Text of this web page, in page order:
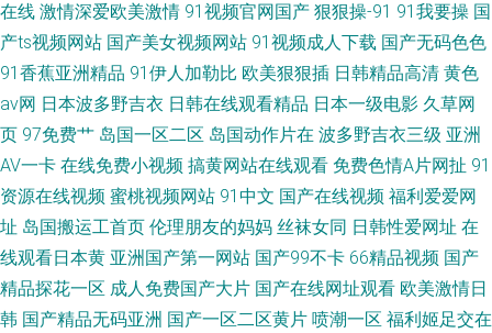
在线 激情深爱欧美激情 91视频官网国产 狠狠操-91 91我要操 国
产ts视频网站 国产美女视频网站 91视频成人下载 国产无码色色
91香蕉亚洲精品 91伊人加勒比 欧美狠狠插 日韩精品高清 黄色
av网 日本波多野吉衣 日韩在线观看精品 日本一级电影 久草网
页 97免费艹 岛国一区二区 岛国动作片在 波多野吉衣三级 亚洲
AV一卡 在线免费小视频 搞黄网站在线观看 免费色情A片网扯 91
资源在线视频 蜜桃视频网站 91中文 国产在线视频 福利爱爱网
址 岛国搬运工首页 伦理朋友的妈妈 丝袜女同 日韩性爱网址 在
线观看日本黄 亚洲国产第一网站 国产99不卡 66精品视频 国产
精品探花一区 成人免费国产大片 国产在线网址观看 欧美激情日
韩 国产精品无码亚洲 国产一区二区黄片 喷潮一区 福利姬足交在